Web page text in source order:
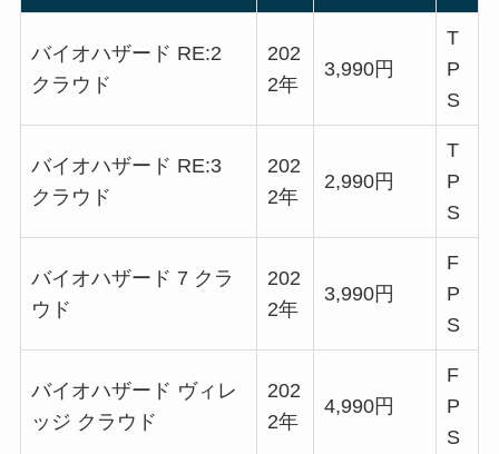
バイオハザード RE:2
クラウド
202
2年
3,990円
T
P
S
バイオハザード RE:3
クラウド
202
2年
2,990円
T
P
S
バイオハザード 7 クラ
ウド
202
2年
3,990円
F
P
S
バイオハザード ヴィレ
ッジ クラウド
202
2年
4,990円
F
P
S